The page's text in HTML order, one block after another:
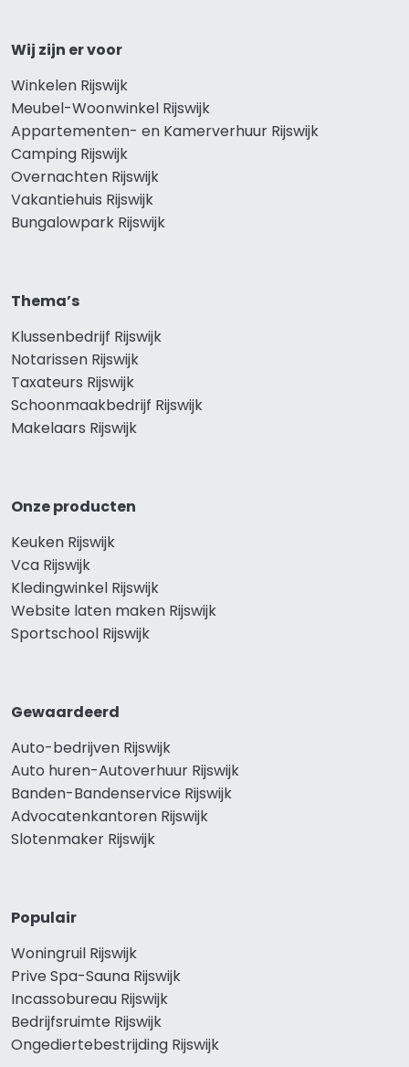
Wij zijn er voor
Winkelen Rijswijk
Meubel-Woonwinkel Rijswijk
Appartementen- en Kamerverhuur Rijswijk
Camping Rijswijk
Overnachten Rijswijk
Vakantiehuis Rijswijk
Bungalowpark Rijswijk
Thema’s
Klussenbedrijf Rijswijk
Notarissen Rijswijk
Taxateurs Rijswijk
Schoonmaakbedrijf Rijswijk
Makelaars Rijswijk
Onze producten
Keuken Rijswijk
Vca Rijswijk
Kledingwinkel Rijswijk
Website laten maken Rijswijk
Sportschool Rijswijk
Gewaardeerd
Auto-bedrijven Rijswijk
Auto huren-Autoverhuur Rijswijk
Banden-Bandenservice Rijswijk
Advocatenkantoren Rijswijk
Slotenmaker Rijswijk
Populair
Woningruil Rijswijk
Prive Spa-Sauna Rijswijk
Incassobureau Rijswijk
Bedrijfsruimte Rijswijk
Ongediertebestrijding Rijswijk